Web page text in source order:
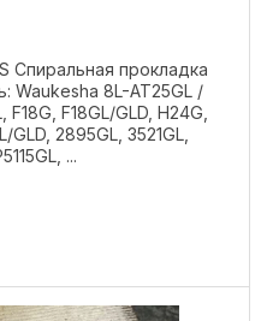
Спиральная прокладка
Waukesha 8L-AT25GL /
F18GL/GLD, H24G,
GLD, 2895GL, 3521GL,
...